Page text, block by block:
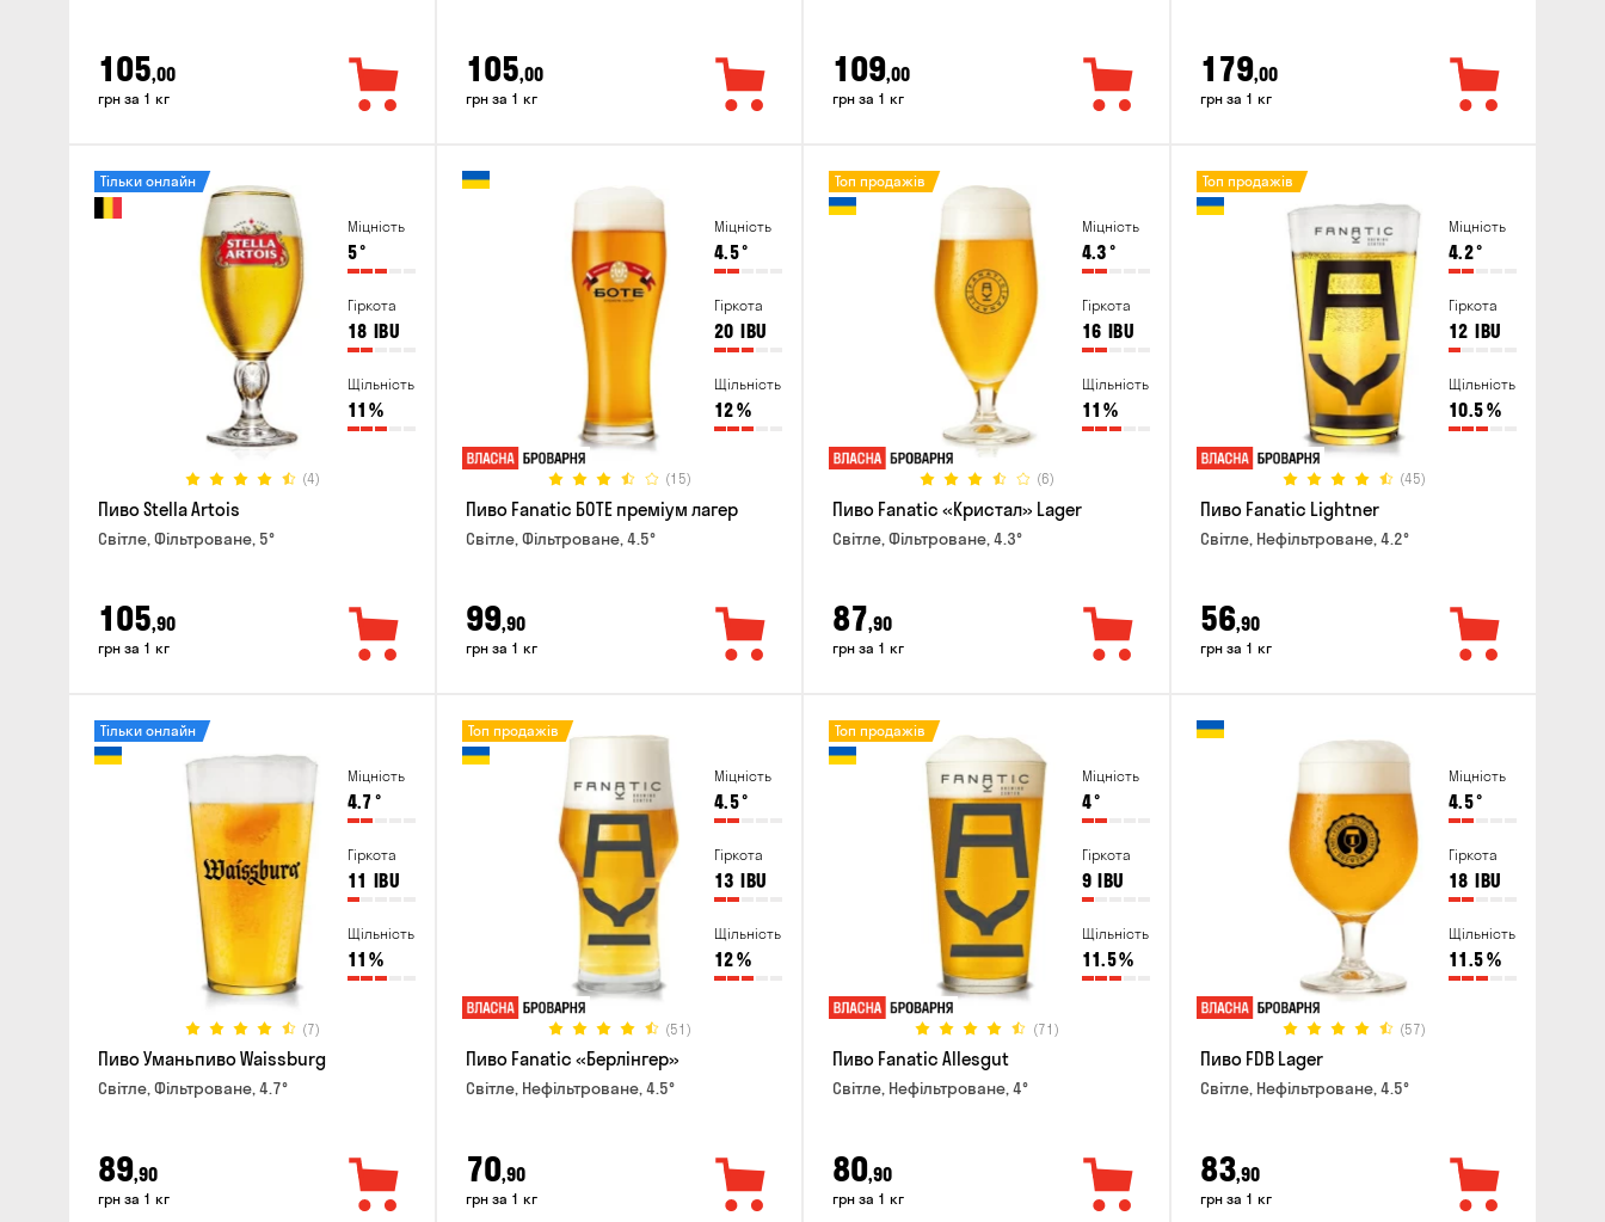
105,00
грн за 1 кг
105,00
грн за 1 кг
109,00
грн за 1 кг
179,00
грн за 1 кг
Міцність
5°
Гіркота
18 IBU
Щільність
11 %
(4)
Тільки онлайн
Пиво Stella Artois
Світле, Фільтроване, 5°
105,90
грн за 1 кг
Міцність
4.5°
Гіркота
20 IBU
Щільність
12%
(15)
Пиво Fanatic БОТЕ преміум лагер
Світле, Фільтроване, 4.5°
99,90
грн за 1 кг
Міцність
4.3°
Гіркота
16 IBU
Щільність
11 %
(6)
Топ продажів
Пиво Fanatic «Кристал» Lager
Світле, Фільтроване, 4.3°
87,90
грн за 1 кг
Міцність
4.2°
Гіркота
12 IBU
Щільність
10.5%
(45)
Топ продажів
Пиво Fanatic Lightner
Світле, Нефільтроване, 4.2°
56,90
грн за 1 кг
Міцність
4.7°
Гіркота
11 IBU
Щільність
11 %
(7)
Тільки онлайн
Пиво Уманьпиво Waissburg
Світле, Фільтроване, 4.7°
89,90
грн за 1 кг
Міцність
4.5°
Гіркота
13 IBU
Щільність
12%
(51)
Топ продажів
Пиво Fanatic «Берлінгер»
Світле, Нефільтроване, 4.5°
70,90
грн за 1 кг
Міцність
4°
Гіркота
9 IBU
Щільність
11.5%
(71)
Топ продажів
Пиво Fanatic Allesgut
Світле, Нефільтроване, 4°
80,90
грн за 1 кг
Міцність
4.5°
Гіркота
18 IBU
Щільність
11.5%
(57)
Пиво FDB Lager
Світле, Нефільтроване, 4.5°
83,90
грн за 1 кг